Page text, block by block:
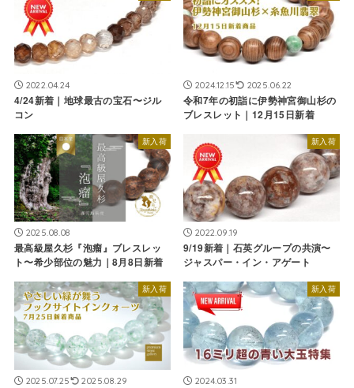
2022.04.24
4/24新着｜地球最古の宝石〜ジル
コン
2024.12.15 2025.06.22
令和7年の初詣に伊勢神宮御山杉の
ブレスレット｜12月15日新着
新入荷
2025.08.08
最高級屋久杉『泡瘤』ブレスレッ
ト〜希少部位の魅力｜8月8日新着
新入荷
2022.09.19
9/19新着｜石英グループの共演〜
ジャスパー・イン・アゲート
新入荷
2025.07.25 2025.08.29
新入荷
2024.03.31